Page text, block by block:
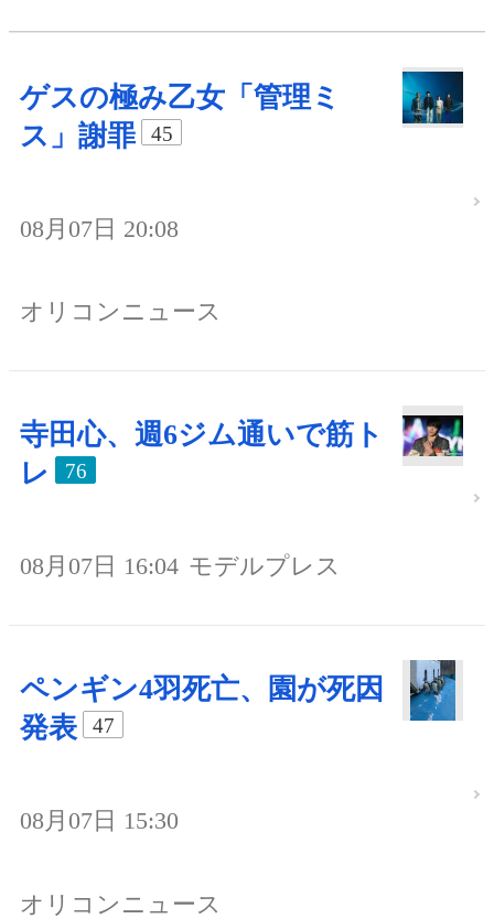
ゲスの極み乙女「管理ミ
ス」謝罪
45
08月07日 20:08
オリコンニュース
寺田心、週6ジム通いで筋ト
レ
76
08月07日 16:04 モデルプレス
ペンギン4羽死亡、園が死因
発表
47
08月07日 15:30
オリコンニュース